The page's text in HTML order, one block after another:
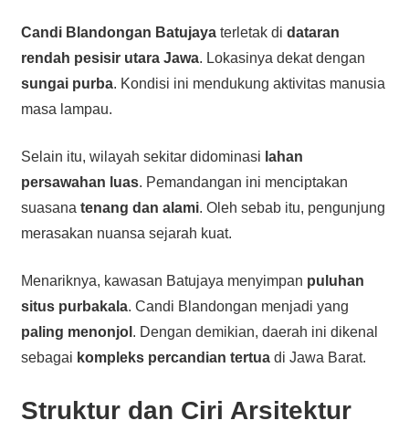
Candi Blandongan Batujayaterletak di dataran
rendah pesisir utara Jawa. Lokasinya dekat dengan
sungai purba. Kondisi ini mendukung aktivitas manusia
masa lampau.
Selain itu, wilayah sekitar didominasi lahan
persawahan luas. Pemandangan ini menciptakan
suasana tenang dan alami. Oleh sebab itu, pengunjung
merasakan nuansa sejarah kuat.
Menariknya, kawasan Batujaya menyimpan puluhan
situs purbakala. Candi Blandongan menjadi yang
paling menonjol . Dengan demikian, daerah ini dikenal
sebagai kompleks percandian tertuadi Jawa Barat.
Struktur dan Ciri Arsitektur